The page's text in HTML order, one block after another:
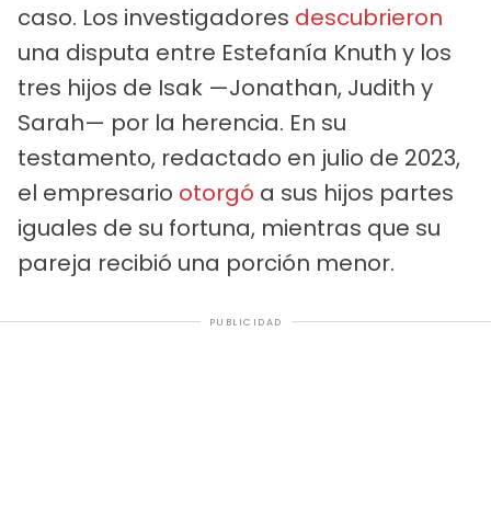
caso. Los investigadores descubrieron
una disputa entre Estefanía Knuth y los
tres hijos de Isak —Jonathan, Judith y
Sarah— por la herencia. En su
testamento, redactado en julio de 2023,
el empresario otorgó a sus hijos partes
iguales de su fortuna, mientras que su
pareja recibió una porción menor.
PUBLICIDAD